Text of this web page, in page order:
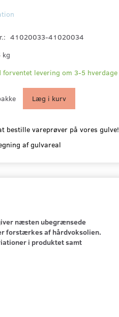
41020033-41020034
kg
forventet levering om 3-5 hverdage
Læg i kurv
bestille vareprøver på vores gulve!
af gulvareal
næsten ubegrænsede
forstærkes af hårdvoksolien.
i produktet samt